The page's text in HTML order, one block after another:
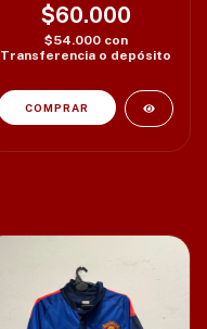
c/det sponsor
$60.000
$54.000 con
Transferencia o depósito